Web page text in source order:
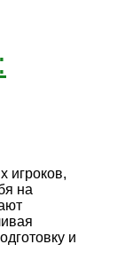
игроков,
на
и